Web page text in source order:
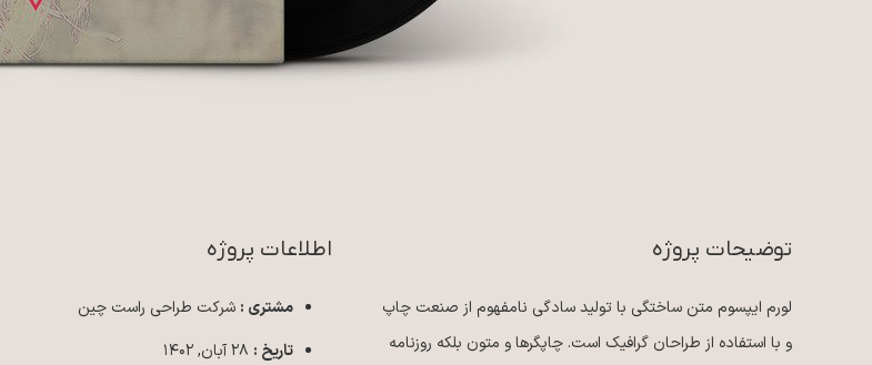
توضیحات پروژه
لورم ایپسوم متن ساختگی با تولید سادگی نامفهوم از صنعت چاپ
و با استفاده از طراحان گرافیک است. چاپگرها و متون بلکه روزنامه
اطلاعات پروژه
مشتری : شرکت طراحی راست چین
تاریخ :